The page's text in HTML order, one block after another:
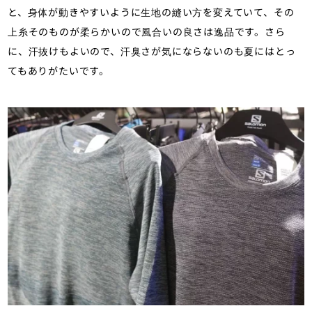
と、身体が動きやすいように生地の縫い方を変えていて、その
上糸そのものが柔らかいので風合いの良さは逸品です。さら
に、汗抜けもよいので、汗臭さが気にならないのも夏にはとっ
てもありがたいです。